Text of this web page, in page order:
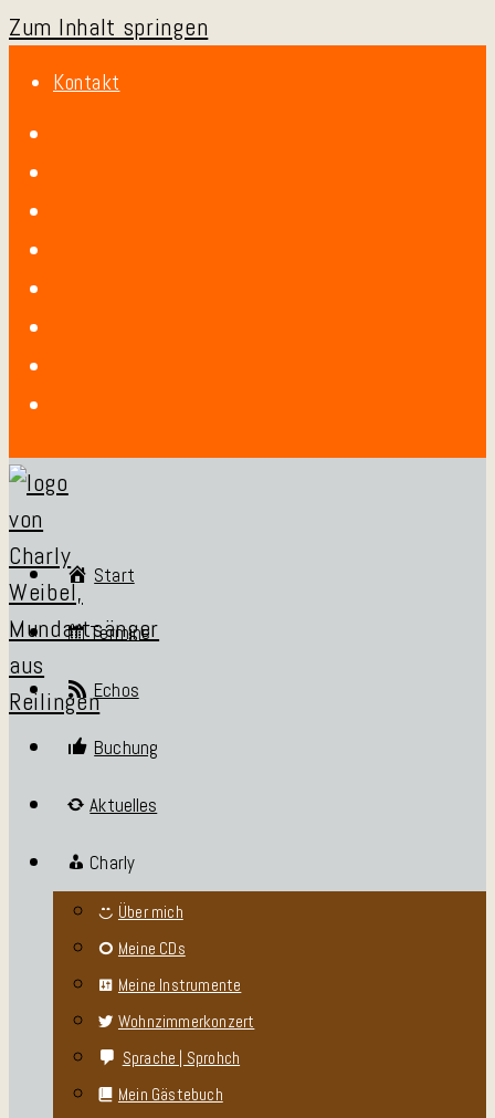
Zum Inhalt springen
Kontakt
Start
Termine
Echos
Buchung
Aktuelles
Charly
Über mich
Meine CDs
Meine Instrumente
Wohnzimmerkonzert
Sprache | Sprohch
Mein Gästebuch